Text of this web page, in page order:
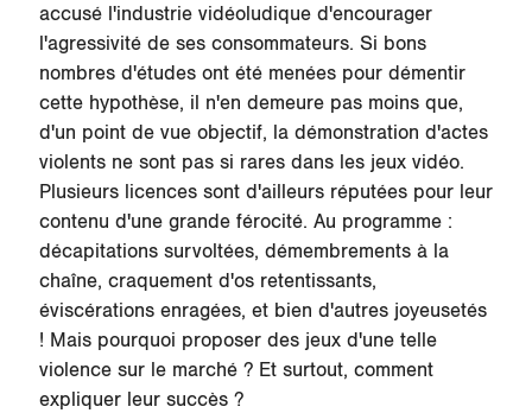
accusé l'industrie vidéoludique d'encourager
l'agressivité de ses consommateurs. Si bons
nombres d'études ont été menées pour démentir
cette hypothèse, il n'en demeure pas moins que,
d'un point de vue objectif, la démonstration d'actes
violents ne sont pas si rares dans les jeux vidéo.
Plusieurs licences sont d'ailleurs réputées pour leur
contenu d'une grande férocité. Au programme :
décapitations survoltées, démembrements à la
chaîne, craquement d'os retentissants,
éviscérations enragées, et bien d'autres joyeusetés
! Mais pourquoi proposer des jeux d'une telle
violence sur le marché ? Et surtout, comment
expliquer leur succès ?